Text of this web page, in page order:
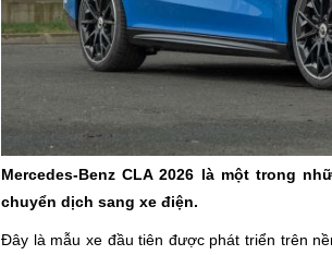
Mercedes-Benz CLA 2026 là một trong
chuyển dịch sang xe điện.
Đây là mẫu xe đầu tiên được phát triển trên